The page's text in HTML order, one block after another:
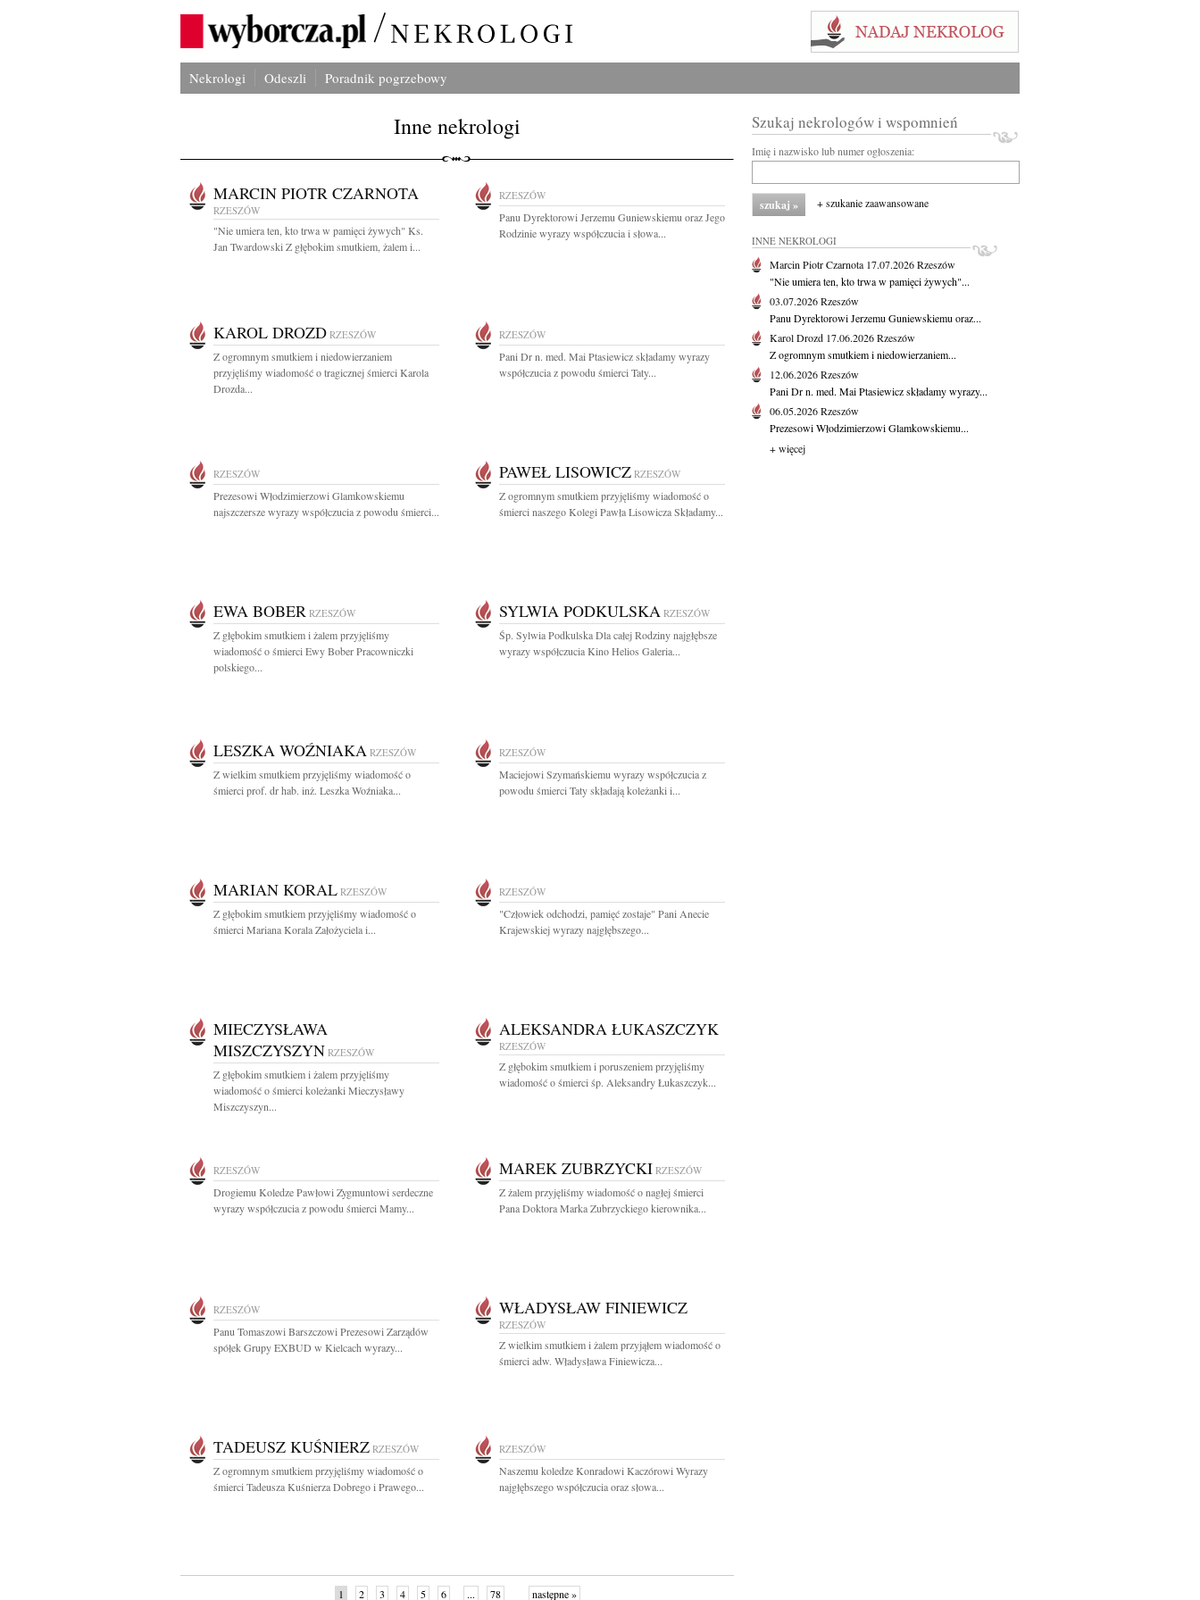
Nekrologi Odeszli Poradnik pogrzebowy
Inne nekrologi
MARCIN PIOTR CZARNOTA
RZESZÓW
"Nie umiera ten, kto trwa w pamięci żywych" Ks.
Jan Twardowski Z głębokim smutkiem, żalem i...
RZESZÓW
Panu Dyrektorowi Jerzemu Guniewskiemu oraz Jego
Rodzinie wyrazy współczucia i słowa...
KAROL DROZD RZESZÓW
Z ogromnym smutkiem i niedowierzaniem
przyjęliśmy wiadomość o tragicznej śmierci Karola
Drozda...
RZESZÓW
Pani Dr n. med. Mai Ptasiewicz składamy wyrazy
współczucia z powodu śmierci Taty...
RZESZÓW
Prezesowi Włodzimierzowi Glamkowskiemu
najszczersze wyrazy współczucia z powodu śmierci...
PAWEŁ LISOWICZ RZESZÓW
Z ogromnym smutkiem przyjęliśmy wiadomość o
śmierci naszego Kolegi Pawła Lisowicza Składamy...
EWA BOBER RZESZÓW
Z głębokim smutkiem i żalem przyjęliśmy
wiadomość o śmierci Ewy Bober Pracowniczki
polskiego...
SYLWIA PODKULSKA RZESZÓW
Śp. Sylwia Podkulska Dla całej Rodziny najgłębsze
wyrazy współczucia Kino Helios Galeria...
LESZKA WOŹNIAKA RZESZÓW
Z wielkim smutkiem przyjęliśmy wiadomość o
śmierci prof. dr hab. inż. Leszka Woźniaka...
RZESZÓW
Maciejowi Szymańskiemu wyrazy współczucia z
powodu śmierci Taty składają koleżanki i...
MARIAN KORAL RZESZÓW
Z głębokim smutkiem przyjęliśmy wiadomość o
śmierci Mariana Korala Założyciela i...
RZESZÓW
"Człowiek odchodzi, pamięć zostaje" Pani Anecie
Krajewskiej wyrazy najgłębszego...
MIECZYSŁAWA
MISZCZYSZYN RZESZÓW
Z głębokim smutkiem i żalem przyjęliśmy
wiadomość o śmierci koleżanki Mieczysławy
Miszczyszyn...
ALEKSANDRA ŁUKASZCZYK
RZESZÓW
Z głębokim smutkiem i poruszeniem przyjęliśmy
wiadomość o śmierci śp. Aleksandry Łukaszczyk...
RZESZÓW
Drogiemu Koledze Pawłowi Zygmuntowi serdeczne
wyrazy współczucia z powodu śmierci Mamy...
MAREK ZUBRZYCKI RZESZÓW
Z żalem przyjęliśmy wiadomość o nagłej śmierci
Pana Doktora Marka Zubrzyckiego kierownika...
RZESZÓW
Panu Tomaszowi Barszczowi Prezesowi Zarządów
spółek Grupy EXBUD w Kielcach wyrazy...
WŁADYSŁAW FINIEWICZ
RZESZÓW
Z wielkim smutkiem i żalem przyjąłem wiadomość o
śmierci adw. Władysława Finiewicza...
TADEUSZ KUŚNIERZ RZESZÓW
Z ogromnym smutkiem przyjęliśmy wiadomość o
śmierci Tadeusza Kuśnierza Dobrego i Prawego...
RZESZÓW
Naszemu koledze Konradowi Kaczórowi Wyrazy
najgłębszego współczucia oraz słowa...
1 2 3 4 5 6 ... 78 następne »
Szukaj nekrologów i wspomnień
Imię i nazwisko lub numer ogłoszenia:
+ szukanie zaawansowane
INNE NEKROLOGI
Marcin Piotr Czarnota 17.07.2026Rzeszów
"Nie umiera ten, kto trwa w pamięci żywych"...
03.07.2026Rzeszów
Panu Dyrektorowi Jerzemu Guniewskiemu oraz...
Karol Drozd 17.06.2026Rzeszów
Z ogromnym smutkiem i niedowierzaniem...
12.06.2026Rzeszów
Pani Dr n. med. Mai Ptasiewicz składamy wyrazy...
06.05.2026Rzeszów
Prezesowi Włodzimierzowi Glamkowskiemu...
+ więcej